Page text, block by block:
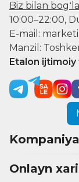
Biz bilan
10:00–22:00,
E-mail:
Manzil:
Etalon
Kompaniya
Onlayn